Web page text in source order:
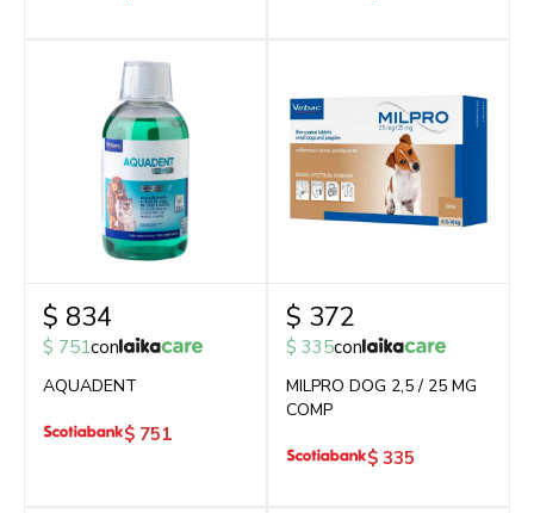
$ 834
$ 751con
AQUADENT
$ 751
$ 372
$ 335con
MILPRO DOG 2,5 / 25 MG
COMP
$ 335